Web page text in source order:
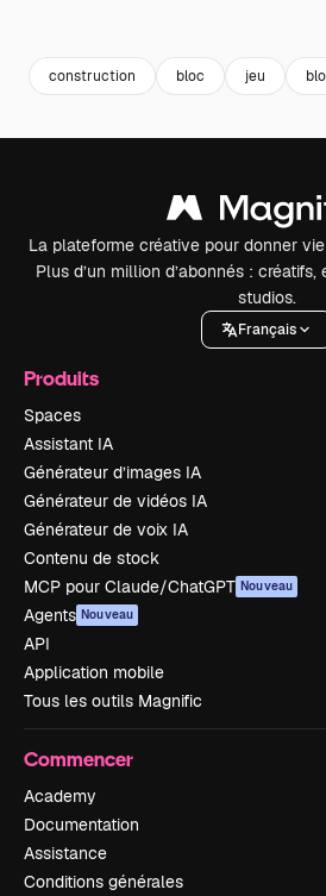
construction bloc jeu
La plateforme créative pour donner
Plus d’un million d’abonnés :
studios.
Français
Produits
Spaces
Assistant IA
Générateur d’images IA
Générateur de vidéos IA
Générateur de voix IA
Contenu de stock
MCP pour Claude/ChatGPT Nouveau
Agents Nouveau
API
Application mobile
Tous les outils Magnific
Commencer
Academy
Documentation
Assistance
Conditions générales